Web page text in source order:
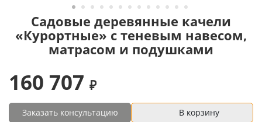
Садовые деревянные качели
«Курортные» с теневым навесом,
матрасом и подушками
160 707
Заказать консультацию В корзину